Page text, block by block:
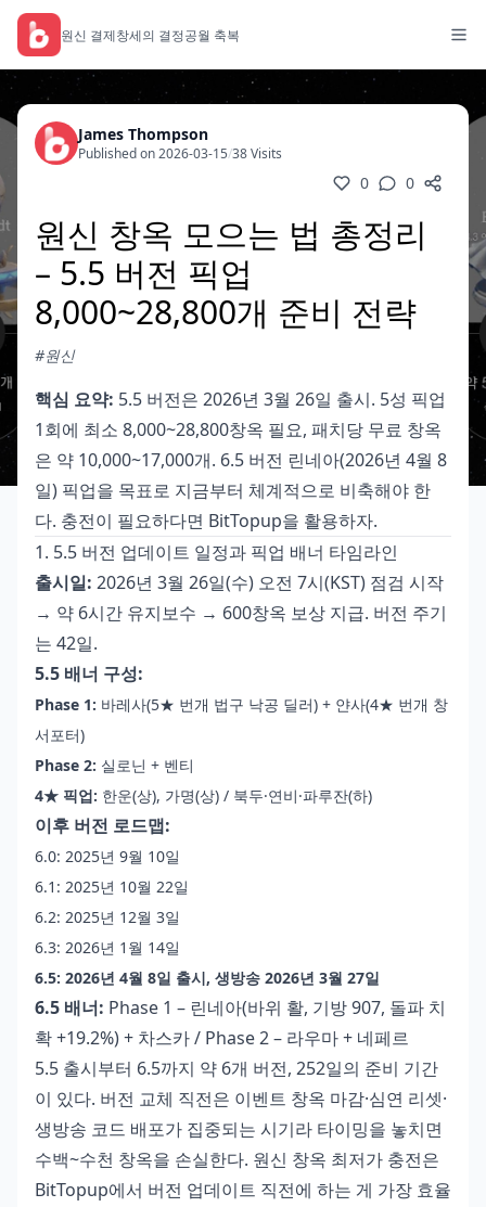
원신 결제창세의 결정공월 축복
James Thompson
Published on 2026-03-15/38 Visits
0 0
원신 창옥 모으는 법 총정리
– 5.5 버전 픽업
8,000~28,800개 준비 전략
#원신
핵심 요약: 5.5 버전은 2026년 3월 26일 출시. 5성 픽업
1회에 최소 8,000~28,800창옥 필요, 패치당 무료 창옥
은 약 10,000~17,000개. 6.5 버전 린네아(2026년 4월 8
일) 픽업을 목표로 지금부터 체계적으로 비축해야 한
다. 충전이 필요하다면 BitTopup을 활용하자.
1. 5.5 버전 업데이트 일정과 픽업 배너 타임라인
출시일: 2026년 3월 26일(수) 오전 7시(KST) 점검 시작
→ 약 6시간 유지보수 → 600창옥 보상 지급. 버전 주기
는 42일.
5.5 배너 구성:
Phase 1: 바레사(5★ 번개 법구 낙공 딜러) + 얀사(4★ 번개 창
서포터)
Phase 2: 실로닌 + 벤티
4★ 픽업: 한운(상), 가명(상) / 북두·연비·파루잔(하)
이후 버전 로드맵:
6.0: 2025년 9월 10일
6.1: 2025년 10월 22일
6.2: 2025년 12월 3일
6.3: 2026년 1월 14일
6.5: 2026년 4월 8일 출시, 생방송 2026년 3월 27일
6.5 배너: Phase 1 – 린네아(바위 활, 기방 907, 돌파 치
확 +19.2%) + 차스카 / Phase 2 – 라우마 + 네페르
5.5 출시부터 6.5까지 약 6개 버전, 252일의 준비 기간
이 있다. 버전 교체 직전은 이벤트 창옥 마감·심연 리셋·
생방송 코드 배포가 집중되는 시기라 타이밍을 놓치면
수백~수천 창옥을 손실한다. 원신 창옥 최저가 충전은
BitTopup에서 버전 업데이트 직전에 하는 게 가장 효율